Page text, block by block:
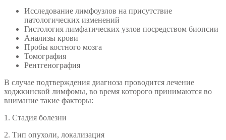
Исследование лимфоузлов на присутствие
патологических изменений
Гистология лимфатических узлов посредством биопсии
Анализы крови
Пробы костного мозга
Томография
Рентгенография
В случае подтверждения диагноза проводится лечение
ходжкинской лимфомы, во время которого принимаются во
внимание такие факторы:
1. Стадия болезни
2. Тип опухоли, локализация